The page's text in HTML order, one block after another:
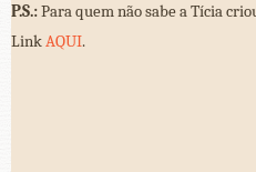
P.S.:Para quem não sabe a Tícia
LinkAQUI.